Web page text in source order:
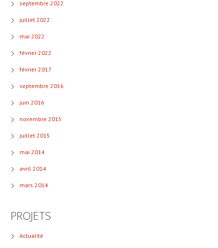
septembre 2022
juillet 2022
mai 2022
février 2022
février 2017
septembre 2016
juin 2016
novembre 2015
juillet 2015
mai 2014
avril 2014
mars 2014
PROJETS
Actualité